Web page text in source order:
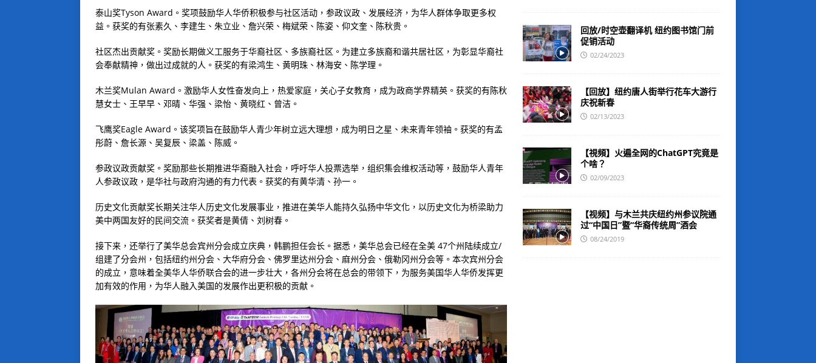
泰山奖Tyson Award。奖项鼓励华人华侨积极参与社区活动，参政议政、发展经济，为华人群体争取更多权
益。获奖的有张素久、李建生、朱立业、詹兴荣、梅斌荣、陈姿、仰文奎、陈秋贵。
社区杰出贡献奖。奖励长期做义工服务于华裔社区、多族裔社区。为建立多族裔和谐共居社区，为彰显华裔社
会奉献精神，做出过成就的人。获奖的有梁鸿生、黄明珠、林海安、陈学理。
木兰奖Mulan Award。激励华人女性奋发向上，热爱家庭，关心子女教育，成为政商学界精英。获奖的有陈秋
慧女士、王早早、邓晴、华强、梁怡、黄晓红、曾洁。
飞鹰奖Eagle Award。该奖项旨在鼓励华人青少年树立远大理想，成为明日之星、未来青年领袖。获奖的有孟
彤蔚、詹长源、吴复辰、梁盖、陈威。
参政议政贡献奖。奖励那些长期推进华裔融入社会，呼吁华人投票选举，组织集会维权活动等，鼓励华人青年
人参政议政，是华社与政府沟通的有力代表。获奖的有黄华清、孙一。
历史文化贡献奖长期关注华人历史文化发展事业，推进在美华人能持久弘扬中华文化，以历史文化为桥梁助力
美中两国友好的民间交流。获奖者是黄倩、刘树春。
接下来，还举行了美华总会宾州分会成立庆典，韩鹏担任会长。据悉，美华总会已经在全美 47个州陆续成立/
组建了分会州，包括纽约州分会、大华府分会、佛罗里达州分会、麻州分会、俄勒冈州分会等。本次宾州分会
的成立，意味着全美华人华侨联合会的进一步壮大，各州分会将在总会的带领下，为服务美国华人华侨发挥更
加有效的作用，为华人融入美国的发展作出更积极的贡献。
回放/时空壶翻译机 纽约图书馆门前
促销活动
02/24/2023
【回放】纽约唐人街举行花车大游行
庆祝新春
02/13/2023
【視頻】火遍全网的ChatGPT究竟是
个啥？
02/09/2023
【视频】与木兰共庆纽约州参议院通
过“中国日”暨“华裔传统周”酒会
08/24/2019